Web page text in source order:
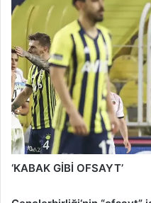
‘KABAK GİBİ OFSAYT’